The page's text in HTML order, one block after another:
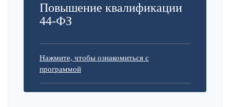
Повышение квалификации
44-ФЗ
Нажмите, чтобы ознакомиться с
программой